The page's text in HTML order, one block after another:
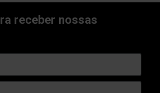
receber nossas